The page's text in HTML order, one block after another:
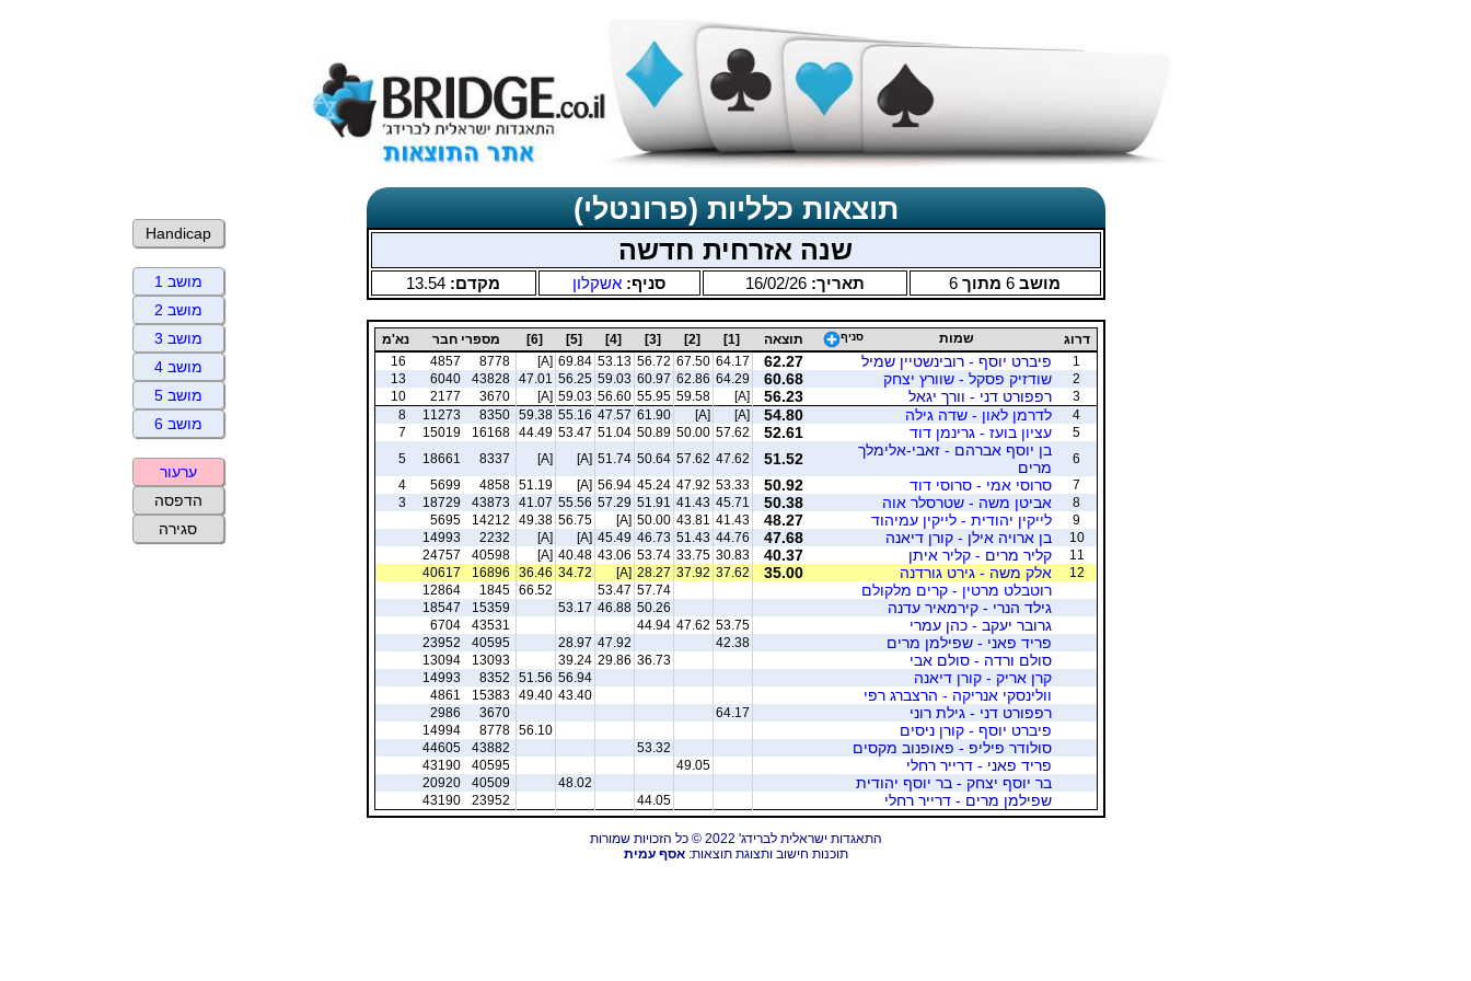
תוצאות כלליות (פרונטלי)
שנה אזרחית חדשה
מושב 6 מתוך 6 תאריך:16/02/26 סניף: אשקלון מקדם: 13.54
דרוג שמות סניף תוצאה [1]
[2]
[3]
[4]
[5]
[6] מספרי חבר
נא'מ
1
פיברט יוסף - רובינשטיין שמיל 62.27
64.17
67.50
56.72
53.13
69.84
[A]
8778
4857
16
2
שודזיק פסקל - שוורץ יצחק 60.68
64.29
62.86
60.97
59.03
56.25
47.01
43828
6040
13
3
רפפורט דני - וורך יגאל 56.23
[A]
59.58
55.95
56.60
59.03
[A]
3670
2177
10
4
לדרמן לאון - שדה גילה 54.80
[A]
[A]
61.90
47.57
55.16
59.38
8350
11273
8
5
עציון בועז - גרינמן דוד 52.61
57.62
50.00
50.89
51.04
53.47
44.49
16168
15019
7
6
בן יוסף אברהם - זאבי-אלימלך
מרים
51.52
47.62
57.62
50.64
51.74
[A]
[A]
8337
18661
5
7
סרוסי אמי - סרוסי דוד 50.92
53.33
47.92
45.24
56.94
[A]
51.19
4858
5699
4
8
אביטן משה - שטרסלר אוה 50.38
45.71
41.43
51.91
57.29
55.56
41.07
43873
18729
3
9
לייקין יהודית - לייקין עמיהוד 48.27
41.43
43.81
50.00
[A]
56.75
49.38
14212
5695
10
בן ארויה אילן - קורן דיאנה 47.68
44.76
51.43
46.73
45.49
[A]
[A]
2232
14993
11
קליר מרים - קליר איתן 40.37
30.83
33.75
53.74
43.06
40.48
[A]
40598
24757
12
אלק משה - גירט גורדנה 35.00
37.62
37.92
28.27
[A]
34.72
36.46
16896
40617
רוטבלט מרטין - קרים מלקולם 57.74
53.47
66.52
1845
12864
גילד הנרי - קירמאיר עדנה 50.26
46.88
53.17
15359
18547
גרובר יעקב - כהן עמרי 53.75
47.62
44.94
43531
6704
פריד פאני - שפילמן מרים 42.38
47.92
28.97
40595
23952
סולם ורדה - סולם אבי 36.73
29.86
39.24
13093
13094
קרן אריק - קורן דיאנה 56.94
51.56
8352
14993
וולינסקי אנריקה - הרצברג רפי 43.40
49.40
15383
4861
רפפורט דני - גילת רוני 64.17
3670
2986
פיברט יוסף - קורן ניסים 56.10
8778
14994
סולודר פיליפ - פאופנוב מקסים 53.32
43882
44605
פריד פאני - דרייר רחלי 49.05
40595
43190
בר יוסף יצחק - בר יוסף יהודית 48.02
40509
20920
שפילמן מרים - דרייר רחלי 44.05
23952
43190
התאגדות ישראלית לברידג' 2022 © כל הזכויות שמורות
תוכנות חישוב ותצוגת תוצאות:אסף עמית
Handicap
מושב 1
מושב 2
מושב 3
מושב 4
מושב 5
מושב 6
ערעור
הדפסה
סגירה